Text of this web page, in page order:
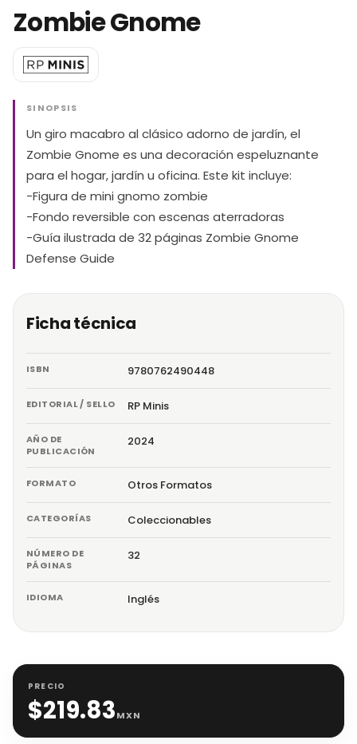
Zombie Gnome
SINOPSIS
Un giro macabro al clásico adorno de jardín, el
Zombie Gnome es una decoración espeluznante
para el hogar, jardín u oficina. Este kit incluye:
-Figura de mini gnomo zombie
-Fondo reversible con escenas aterradoras
-Guía ilustrada de 32 páginas Zombie Gnome
Defense Guide
Ficha técnica
ISBN 9780762490448
EDITORIAL / SELLO RP Minis
AÑO DE
PUBLICACIÓN
2024
FORMATO Otros Formatos
CATEGORÍAS Coleccionables
NÚMERO DE
PÁGINAS
32
IDIOMA Inglés
PRECIO
$219.83MXN